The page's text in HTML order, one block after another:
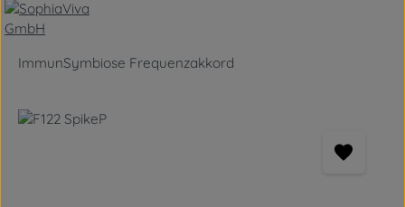
ImmunSymbiose Frequenzakkord
Bildergalerie überspringen